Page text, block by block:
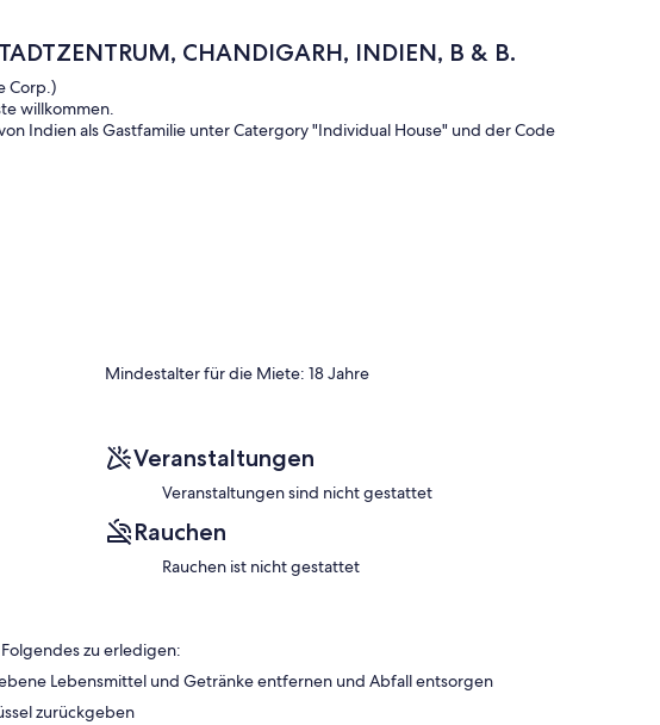
CHANDIGARH, INDIEN, B & B.
Corp.)
willkommen.
Indien als Gastfamilie unter Catergory "Individual House" und der Code
-17 (ca. 300 m).
ODER ANDERES STREAMING.
(Zimmer Nr. 2) und ein Standardzimmer ohne Klimaanlage (Zimmer Nr.
km, ISBT (Hauptbusbahnhof) -1 km, Bahnhof Chandigarh - 6 km (10
Mindestalter für die Miete: 18 Jahre
Veranstaltungen
Veranstaltungen sind nicht gestattet
Rauchen
Rauchen ist nicht gestattet
zu erledigen:
Lebensmittel und Getränke entfernen und Abfall entsorgen
zurückgeben